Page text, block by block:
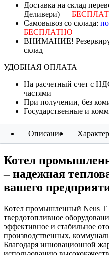
Доставка на склад
Деливери) —
Самовывоз со склада:
БЕСПЛАТНО
ВНИМАНИЕ!
склад
УДОБНАЯ ОПЛАТА
На расчетный счет с
частями
При получении, без
Государственные и
Описание
Котел
– надежная
вашего
Котел промышленный Neus T
твердотопливное
эффективное и стабильное
производственных,
Благодаря инновационной